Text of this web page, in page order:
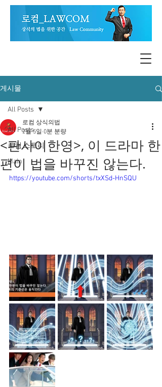
게시물
All Posts
로컴 스토리
Main
All Posts
<판사이한영>, 이 드라마 한
편이 법을 바꾸진 않는다.
로컴 상식의법
2월 5일 0분 분량
https://youtube.com/shorts/txXSd-HnSQU